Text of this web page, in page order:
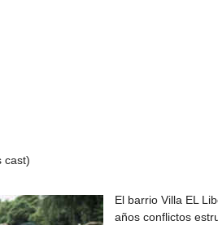
cast)
El barrio Villa EL
años conflictos